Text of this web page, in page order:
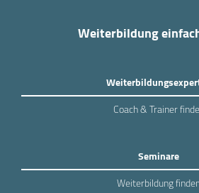
Weiterbildung
Coach & Trainer
Seminare
Weiterbildung